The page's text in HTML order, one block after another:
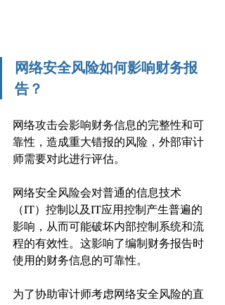
网络安全风险如何影响财务报
告？
网络攻击会影响财务信息的完整性和可
靠性，造成重大错报的风险，外部审计
师需要对此进行评估。
网络安全风险会对普通的信息技术
（IT）控制以及IT应用控制产生普遍的
影响，从而可能破坏内部控制系统和流
程的有效性。这影响了编制财务报告时
使用的财务信息的可靠性。
为了协助审计师考虑网络安全风险的直